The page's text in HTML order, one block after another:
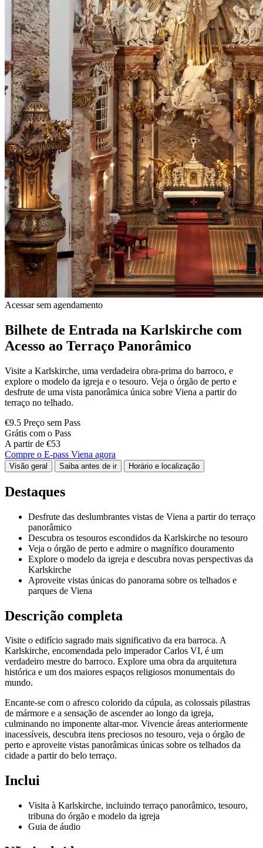
Acessar sem agendamento
Bilhete de Entrada na Karlskirche com
Acesso ao Terraço Panorâmico
Visite a Karlskirche, uma verdadeira obra-prima do barroco, e
explore o modelo da igreja e o tesouro. Veja o órgão de perto e
desfrute de uma vista panorâmica única sobre Viena a partir do
terraço no telhado.
€9.5 Preço sem Pass
Grátis com o Pass
A partir de €53
Compre o E-pass Viena agora
Visão geral Saiba antes de ir Horário e localização
Destaques
Desfrute das deslumbrantes vistas de Viena a partir do terraço
panorâmico
Descubra os tesouros escondidos da Karlskirche no tesouro
Veja o órgão de perto e admire o magnífico douramento
Explore o modelo da igreja e descubra novas perspectivas da
Karlskirche
Aproveite vistas únicas do panorama sobre os telhados e
parques de Viena
Descrição completa
Visite o edifício sagrado mais significativo da era barroca. A
Karlskirche, encomendada pelo imperador Carlos VI, é um
verdadeiro mestre do barroco. Explore uma obra da arquitetura
histórica e um dos maiores espaços religiosos monumentais do
mundo.
Encante-se com o afresco colorido da cúpula, as colossais pilastras
de mármore e a sensação de ascender ao longo da igreja,
culminando no imponente altar-mor. Vivencie áreas anteriormente
inacessíveis, descubra itens preciosos no tesouro, veja o órgão de
perto e aproveite vistas panorâmicas únicas sobre os telhados da
cidade a partir do belo terraço.
Inclui
Visita à Karlskirche, incluindo terraço panorâmico, tesouro,
tribuna do órgão e modelo da igreja
Guia de áudio